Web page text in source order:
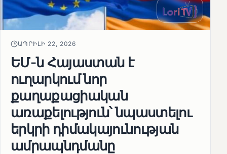
ԱՊՐԻԼԻ 22, 2026
ԵՄ-ն Հայաստան է
ուղարկում նոր
քաղաքացիական
առաքելություն՝ նպաստելու
երկրի դիմակայունության
ամրապնդմանը